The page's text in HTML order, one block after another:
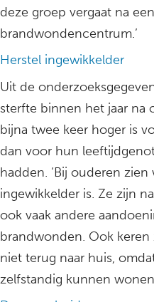
deze groep vergaat na
brandwondencentrum.’
Herstel ingewikkelder
Uit de
sterfte binnen het jaar na
bijna twee keer hoger is
dan voor hun
hadden. ‘Bij ouderen
ingewikkelder is. Ze zijn
ook vaak andere
brandwonden. Ook
niet terug naar huis,
zelfstandig kunnen